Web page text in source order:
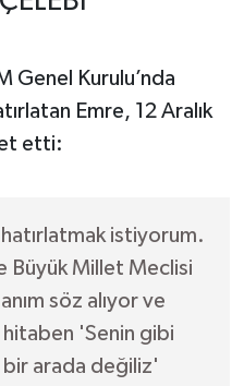
Genel Kurulu’nda
Emre, 12 Aralık
etti:
istiyorum.
Büyük Millet Meclisi
söz alıyor ve
'Senin gibi
bir arada değiliz'